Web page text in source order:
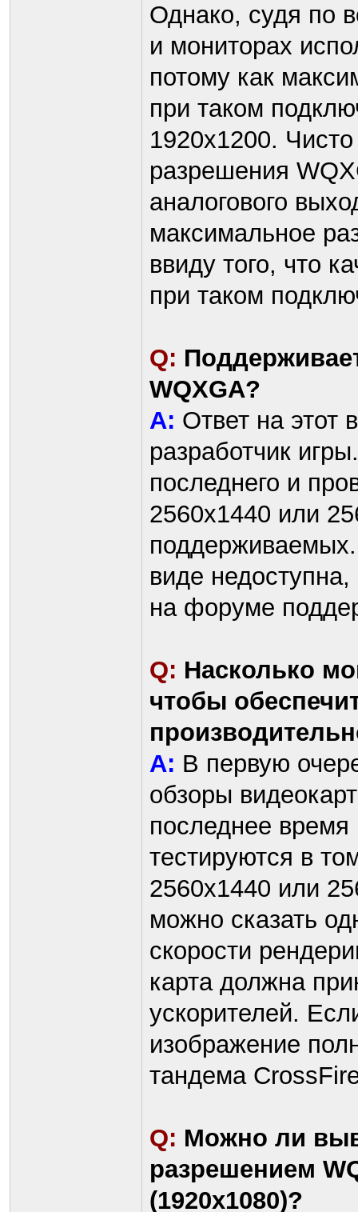
Однако, судя по
и мониторах
потому как
при таком
1920x1200.
разрешения
аналогового
максимальное
ввиду того, что
при таком
Q:
WQXGA?
A: Ответ на этот
разработчик
последнего и
2560x1440 или
виде
на форуме
Q: Насколько
чтобы
A: В первую
обзоры
последнее время
тестируются в
2560x1440 или
можно сказать
скорости
карта должна
ускорителей.
изображение
тандема
Q: Можно ли
разрешением
(1920х1080)?